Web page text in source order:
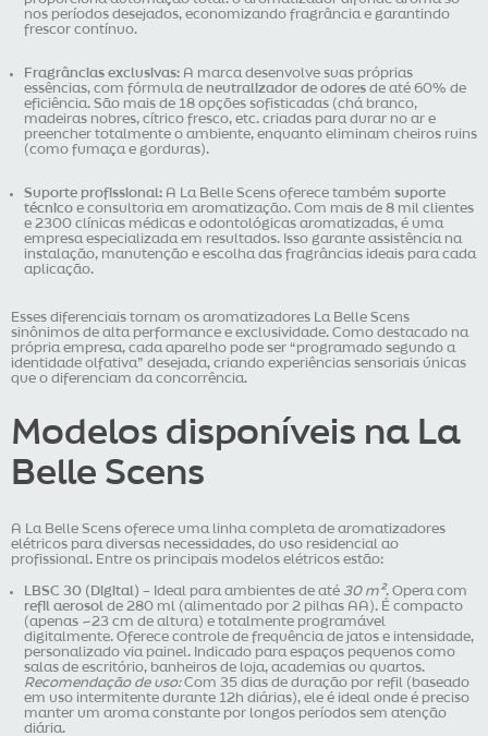
nos períodos desejados, economizando fragrância e garantindo
frescor contínuo.
Fragrâncias exclusivas: A marca desenvolve suas próprias
essências, com fórmula de neutralizador de odores de até 60% de
eficiência. São mais de 18 opções sofisticadas (chá branco,
madeiras nobres, cítrico fresco, etc. criadas para durar no ar e
preencher totalmente o ambiente, enquanto eliminam cheiros ruins
(como fumaça e gorduras).
Suporte profissional: A La Belle Scens oferece também suporte
técnico e consultoria em aromatização. Com mais de 8 mil clientes
e 2300 clínicas médicas e odontológicas aromatizadas, é uma
empresa especializada em resultados. Isso garante assistência na
instalação, manutenção e escolha das fragrâncias ideais para cada
aplicação.
Esses diferenciais tornam os aromatizadores La Belle Scens
sinônimos de alta performance e exclusividade. Como destacado na
própria empresa, cada aparelho pode ser “programado segundo a
identidade olfativa” desejada, criando experiências sensoriais únicas
que o diferenciam da concorrência.
Modelos disponíveis na La
Belle Scens
A La Belle Scens oferece uma linha completa de aromatizadores
elétricos para diversas necessidades, do uso residencial ao
profissional. Entre os principais modelos elétricos estão:
LBSC 30 (Digital) – Ideal para ambientes de até 30 m². Opera com
refil aerosol de 280 ml (alimentado por 2 pilhas AA). É compacto
(apenas ~23 cm de altura) e totalmente programável
digitalmente. Oferece controle de frequência de jatos e intensidade,
personalizado via painel. Indicado para espaços pequenos como
salas de escritório, banheiros de loja, academias ou quartos.
Recomendação de uso:Com 35 dias de duração por refil (baseado
em uso intermitente durante 12h diárias), ele é ideal onde é preciso
manter um aroma constante por longos períodos sem atenção
diária.